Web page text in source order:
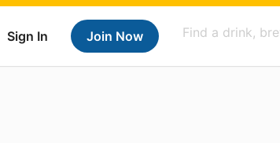
Sign In Join Now